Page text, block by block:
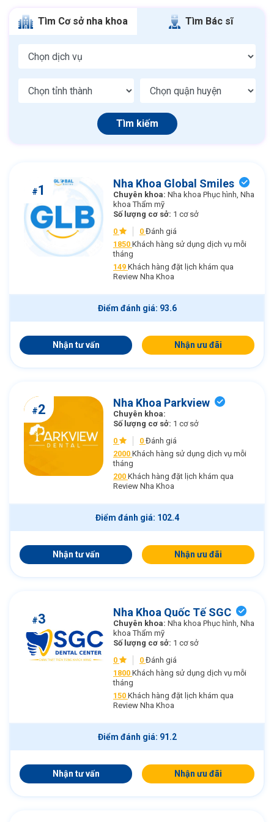
Tìm Cơ sở nha khoa Tìm Bác sĩ
Tìm kiếm
#1 Nha Khoa Global Smiles
Chuyên khoa: Nha khoa Phục hình, Nha
khoa Thẩm mỹ
Số lượng cơ sở: 1 cơ sở
0
0 Đánh giá
1850 Khách hàng sử dụng dịch vụ mỗi
tháng
149 Khách hàng đặt lịch khám qua
Review Nha Khoa
Điểm đánh giá: 93.6
Nhận tư vấn Nhận ưu đãi
#2 Nha Khoa Parkview
Chuyên khoa:
Số lượng cơ sở: 1 cơ sở
0
0 Đánh giá
2000 Khách hàng sử dụng dịch vụ mỗi
tháng
200 Khách hàng đặt lịch khám qua
Review Nha Khoa
Điểm đánh giá: 102.4
Nhận tư vấn Nhận ưu đãi
#3 Nha Khoa Quốc Tế SGC
Chuyên khoa: Nha khoa Phục hình, Nha
khoa Thẩm mỹ
Số lượng cơ sở: 1 cơ sở
0
0 Đánh giá
1800 Khách hàng sử dụng dịch vụ mỗi
tháng
150 Khách hàng đặt lịch khám qua
Review Nha Khoa
Điểm đánh giá: 91.2
Nhận tư vấn Nhận ưu đãi